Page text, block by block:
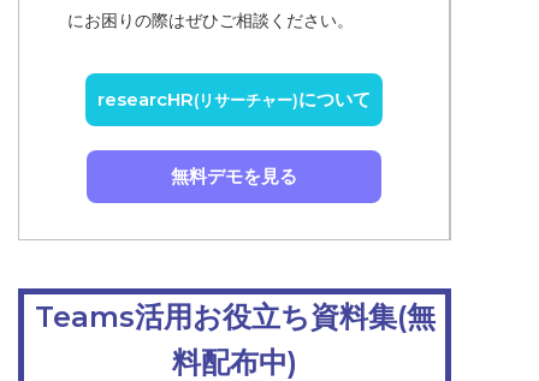
にお困りの際はぜひご相談ください。
researcHR(リサーチャー)について
無料デモを見る
Teams活用お役立ち資料集(無
料配布中)